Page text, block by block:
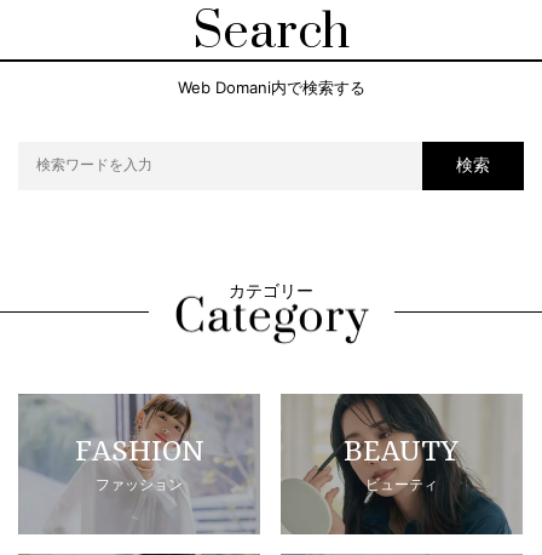
Search
Web Domani内で検索する
検索
カテゴリー
FASHION
ファッション
BEAUTY
ビューティ